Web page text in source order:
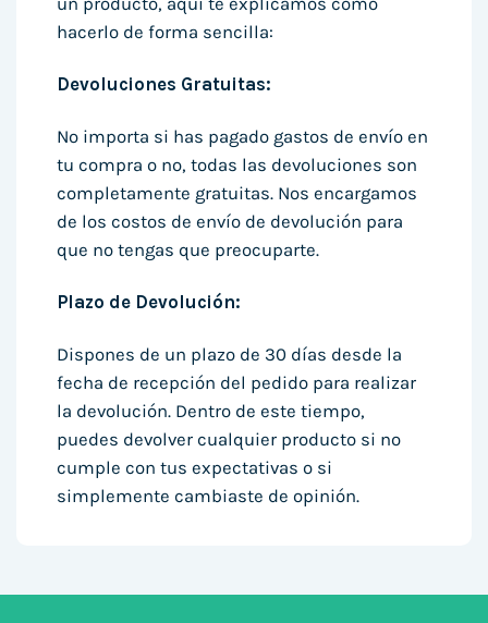
un producto, aquí te explicamos cómo
hacerlo de forma sencilla:
Devoluciones Gratuitas:
No importa si has pagado gastos de envío en
tu compra o no, todas las devoluciones son
completamente gratuitas. Nos encargamos
de los costos de envío de devolución para
que no tengas que preocuparte.
Plazo de Devolución:
Dispones de un plazo de 30 días desde la
fecha de recepción del pedido para realizar
la devolución. Dentro de este tiempo,
puedes devolver cualquier producto si no
cumple con tus expectativas o si
simplemente cambiaste de opinión.